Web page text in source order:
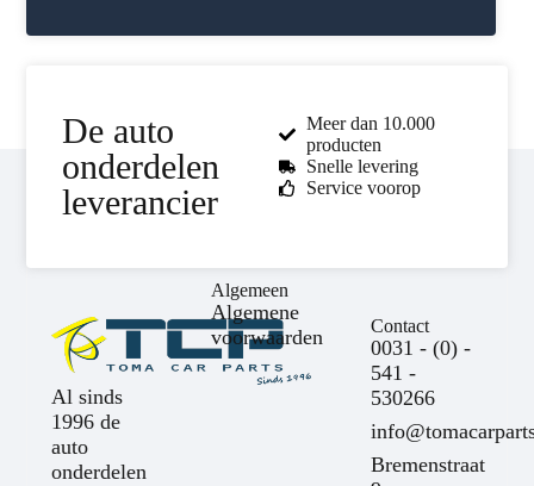
De auto
onderdelen
leverancier
Meer dan 10.000
producten
Snelle levering
Service voorop
Al sinds
1996 de
auto
onderdelen
Algemeen
Algemene
voorwaarden
Contact
0031 - (0) -
541 -
530266
Bremenstraat